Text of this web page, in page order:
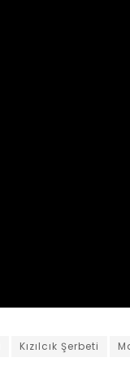
Kızılcık Şerbeti